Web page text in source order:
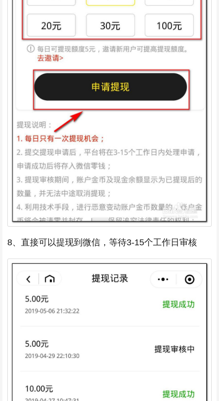
8、直接可以提现到微信，等待3-15个工作日审核